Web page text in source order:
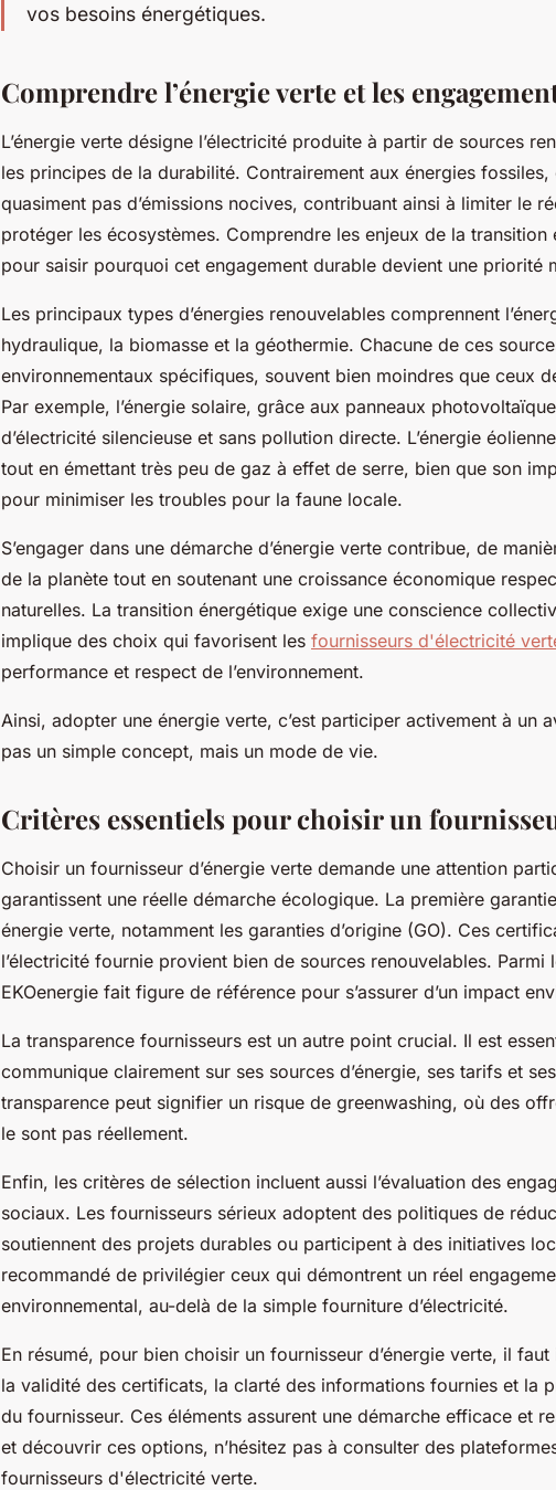
vos besoins énergétiques.
Comprendre l’énergie verte et les
L’énergie verte désigne l’électricité produite à partir de sources
les principes de la durabilité. Contrairement aux énergies fossiles,
quasiment pas d’émissions nocives, contribuant ainsi à limiter le
protéger les écosystèmes. Comprendre les enjeux de la transition
pour saisir pourquoi cet engagement durable devient une priorité
Les principaux types d’énergies renouvelables comprennent
hydraulique, la biomasse et la géothermie. Chacune de ces
environnementaux spécifiques, souvent bien moindres que ceux
Par exemple, l’énergie solaire, grâce aux panneaux
d’électricité silencieuse et sans pollution directe. L’énergie
tout en émettant très peu de gaz à effet de serre, bien que son
pour minimiser les troubles pour la faune locale.
S’engager dans une démarche d’énergie verte contribue, de
de la planète tout en soutenant une croissance économique
naturelles. La transition énergétique exige une conscience
implique des choix qui favorisent les fournisseurs d'électricité
performance et respect de l’environnement.
Ainsi, adopter une énergie verte, c’est participer activement à un
pas un simple concept, mais un mode de vie.
Critères essentiels pour choisir un
Choisir un fournisseur d’énergie verte demande une attention
garantissent une réelle démarche écologique. La première
énergie verte, notamment les garanties d’origine (GO). Ces
l’électricité fournie provient bien de sources renouvelables. Parmi
EKOenergie fait figure de référence pour s’assurer d’un impact
La transparence fournisseurs est un autre point crucial. Il est
communique clairement sur ses sources d’énergie, ses tarifs et
transparence peut signifier un risque de greenwashing, où des
le sont pas réellement.
Enfin, les critères de sélection incluent aussi l’évaluation des
sociaux. Les fournisseurs sérieux adoptent des politiques de
soutiennent des projets durables ou participent à des initiatives
recommandé de privilégier ceux qui démontrent un réel
environnemental, au-delà de la simple fourniture d’électricité.
En résumé, pour bien choisir un fournisseur d’énergie verte, il
la validité des certificats, la clarté des informations fournies et la
du fournisseur. Ces éléments assurent une démarche efficace et
et découvrir ces options, n’hésitez pas à consulter des
fournisseurs d'électricité verte.